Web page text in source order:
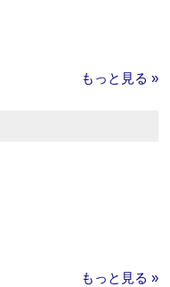
もっと見る »
もっと見る »